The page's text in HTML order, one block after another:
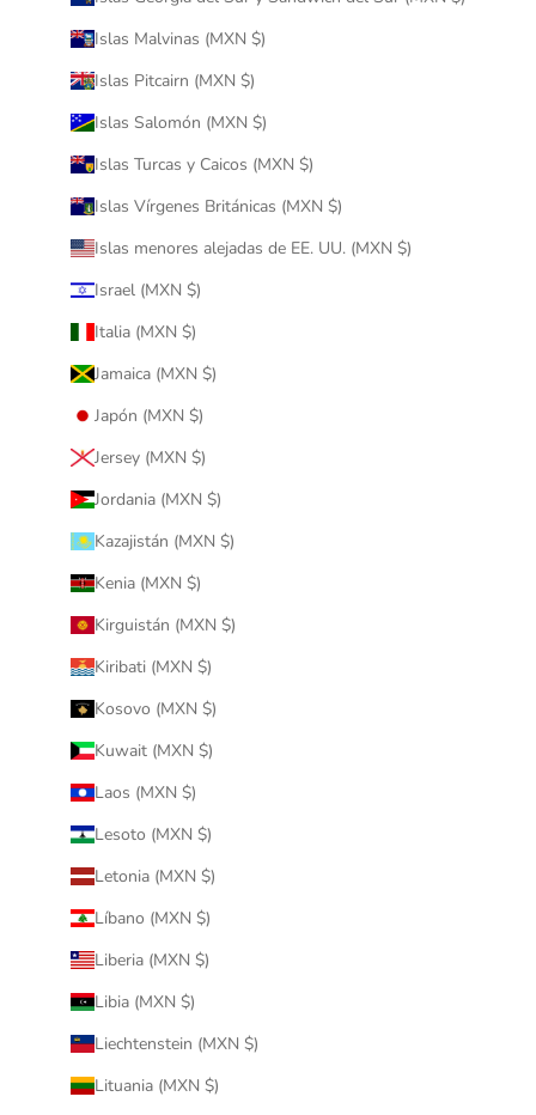
Islas Malvinas (MXN $)
Islas Pitcairn (MXN $)
Islas Salomón (MXN $)
Islas Turcas y Caicos (MXN $)
Islas Vírgenes Británicas (MXN $)
Islas menores alejadas de EE. UU. (MXN $)
Israel (MXN $)
Italia (MXN $)
Jamaica (MXN $)
Japón (MXN $)
Jersey (MXN $)
Jordania (MXN $)
Kazajistán (MXN $)
Kenia (MXN $)
Kirguistán (MXN $)
Kiribati (MXN $)
Kosovo (MXN $)
Kuwait (MXN $)
Laos (MXN $)
Lesoto (MXN $)
Letonia (MXN $)
Líbano (MXN $)
Liberia (MXN $)
Libia (MXN $)
Liechtenstein (MXN $)
Lituania (MXN $)